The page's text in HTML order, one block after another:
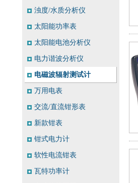
浊度/水质分析仪
太阳能功率表
太阳能电池分析仪
电力谐波分析仪
电磁波辐射测试计
万用电表
交流/直流钳形表
新款钳表
钳式电力计
软性电流钳表
瓦特功率计